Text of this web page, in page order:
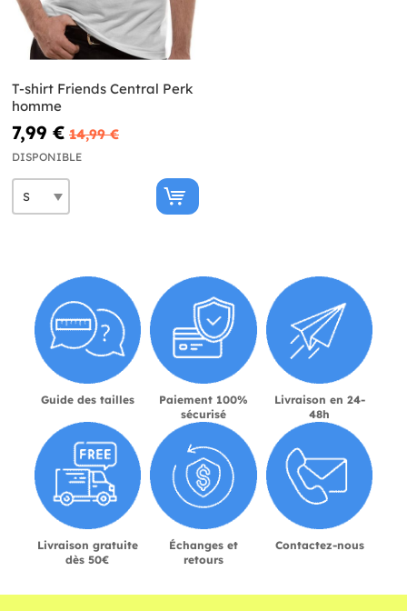
T-shirt Friends Central Perk
homme
7,99 € 14,99 €
DISPONIBLE
Guide des tailles
Paiement 100%
sécurisé
Livraison en 24-
48h
Livraison gratuite
dès 50€
Échanges et
retours
Contactez-nous